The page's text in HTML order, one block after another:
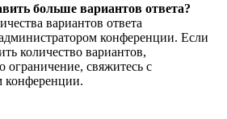
больше вариантов ответа?
вариантов ответа
конференции. Если
количество вариантов,
свяжитесь с
конференции.